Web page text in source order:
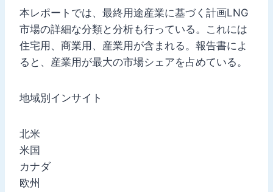
本レポートでは、最終用途産業に基づく計画LNG
市場の詳細な分類と分析も行っている。これには
住宅用、商業用、産業用が含まれる。報告書によ
ると、産業用が最大の市場シェアを占めている。
地域別インサイト
北米
米国
カナダ
欧州